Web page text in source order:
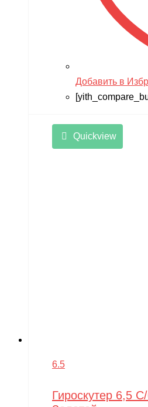
Добавить в
Quickview
6.5
Гироскутер 6,5